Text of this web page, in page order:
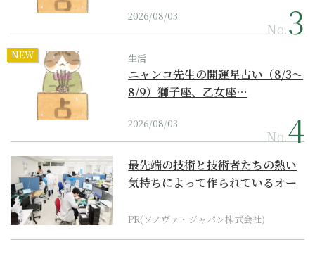
2026/08/03
No.
NEW 生活
ニャンコ先生の開運星占い（8/3～
8/9）獅子座、乙女座…
2026/08/03
No.
最先端の技術と技術者たちの熱い
気持ちによって作られているオー
PR(ソノヴァ・ジャパン株式会社)